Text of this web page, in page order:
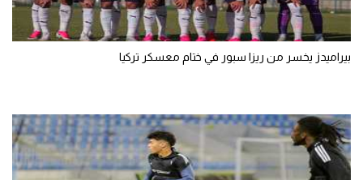
بيراميدز يخسر من ريزا سبور في ختام معسكر تركيا